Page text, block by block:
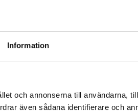
Information
och annonserna till användarna,
även sådana identifierare och